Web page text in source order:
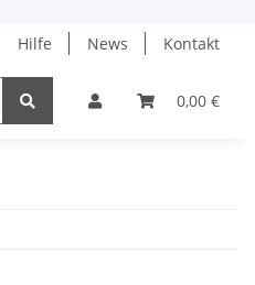
Hilfe
News Kontakt
0,00 €
Steinbach